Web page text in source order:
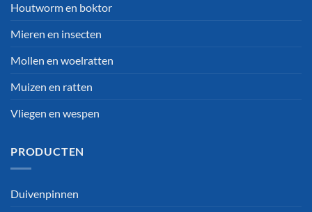
Houtworm en boktor
Mieren en insecten
Mollen en woelratten
Muizen en ratten
Vliegen en wespen
PRODUCTEN
Duivenpinnen